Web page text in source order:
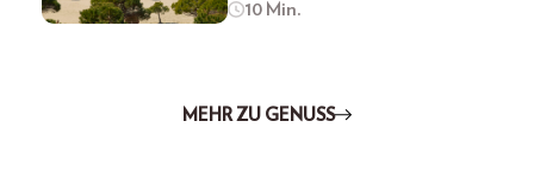
10 Min.
MEHR ZU GENUSS